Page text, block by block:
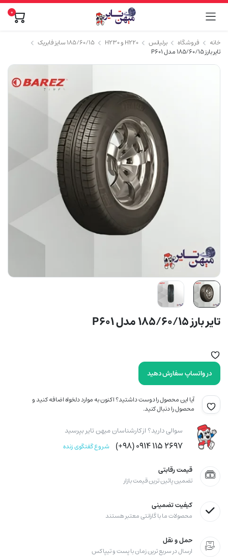
0
خانه فروشگاه برلیانس H220 و H230
۱۸۵/۶۰/۱۵ سایز فابریک
تایر بارز 185/60/15 مدل P601
تایر بارز 185/60/15 مدل P601
در واتساپ سفارش دهید
آیا این محصول را دوست داشتید؟ اکنون به موارد دلخواه اضافه کنید و
محصول را دنبال کنید.
سوالی دارید؟ از کارشناسان میهن تایر بپرسید
۲۶۹۷ ۱۱۵ ۰۹۱۴ (۹۸+) شروع گفتگوی زنده
قیمت رقابتی
تضمین پائین ترین قیمت بازار
کیفیت تضمینی
محصولات ما با گارانتی معتبر هستند
حمل و نقل
ارسال در سریع ترین زمان با پست و تیپاکس